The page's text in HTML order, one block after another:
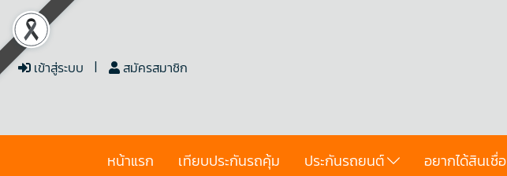
เข้าสู่ระบบ สมัครสมาชิก
หน้าแรก เทียบประกันรถคุ้ม ประกันรถยนต์ อยากได้สินเชื่อ